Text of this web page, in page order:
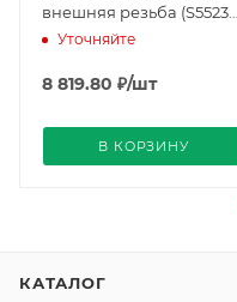
внешняя резьба (S55230-
V100), Siemens
Уточняйте
8 819.80 ₽/шт
В КОРЗИНУ
КАТАЛОГ